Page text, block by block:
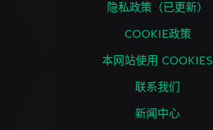
隐私政策（已更新）
COOKIE政策
本网站使用 COOKIES
联系我们
新闻中心